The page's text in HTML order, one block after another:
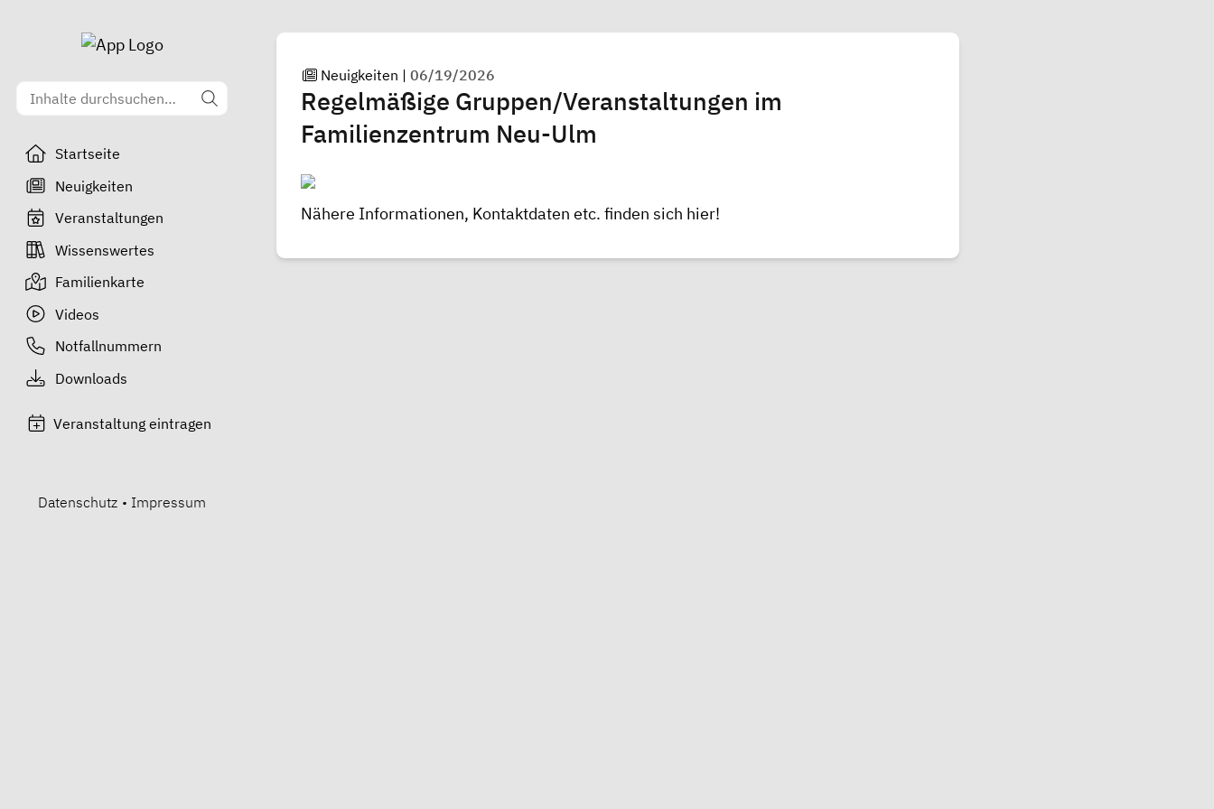
Startseite
Neuigkeiten
Veranstaltungen
Wissenswertes
Familienkarte
Videos
Notfallnummern
Downloads
Veranstaltung eintragen
Datenschutz • Impressum
Neuigkeiten |06/19/2026
Regelmäßige Gruppen/Veranstaltungen im
Familienzentrum Neu-Ulm
Nähere Informationen, Kontaktdaten etc. finden sich hier!